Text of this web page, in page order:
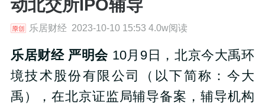
动北交所IPO辅导
乐居财经 2023-10-10 15:53 4.0w阅读
乐居财经 严明会 10月9日，北京今大禹环
境技术股份有限公司（以下简称： 今大
禹 ），在北京证监局辅导备案，辅导机构